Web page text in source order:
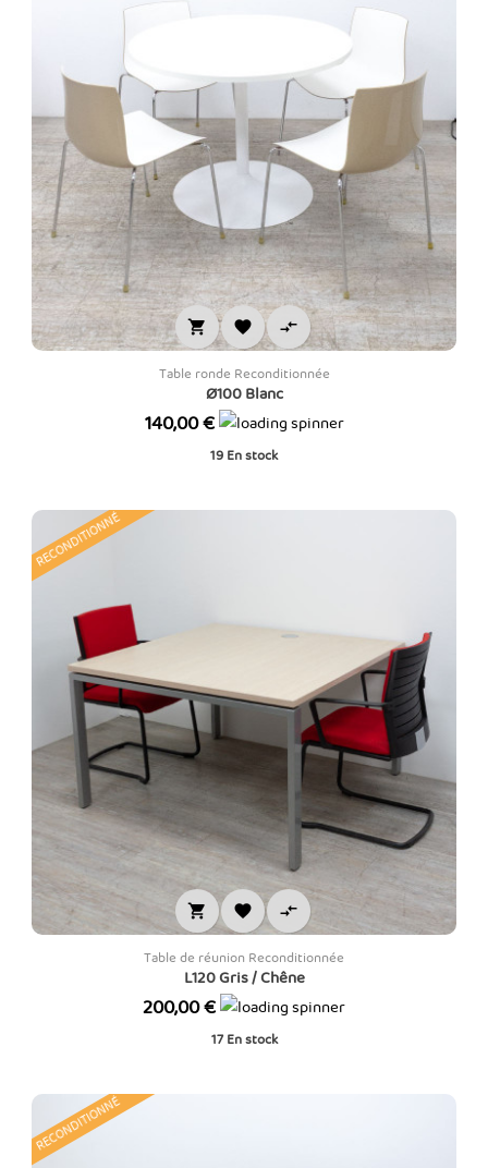
  
Table ronde Reconditionnée
Ø100 Blanc
Prix
140,00 €
19 En stock
RECONDITIONNÉ
  
Table de réunion Reconditionnée
L120 Gris / Chêne
Prix
200,00 €
17En stock
RECONDITIONNÉ